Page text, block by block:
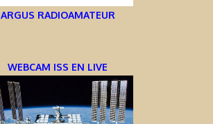
ARGUS RADIOAMATEUR
WEBCAM ISS EN LIVE